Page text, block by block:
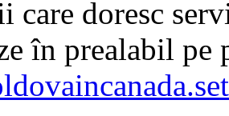
care doresc
în prealabil pe